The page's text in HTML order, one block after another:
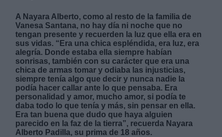
A Nayara Alberto, como al resto de la familia de
Vanesa Santana, no hay día ni noche que no
tengan presente y recuerden la luz que ella era en
sus vidas. “Era una chica espléndida, era luz, era
alegría. Donde estaba ella siempre habían
sonrisas, también con su carácter que era una
chica de armas tomar y odiaba las injusticias,
siempre tenía algo que decir y nunca nadie la
podía hacer callar ante lo que pensaba. Era
personalidad y amor, mucho amor, si podía te
daba todo lo que tenía y más, sin pensar en ella.
Era tan buena que dudo que haya alguien
parecido en la faz de la tierra”, recuerda Nayara
Alberto Padilla, su prima de 18 años.
Derechos:
link
Información adicional
link